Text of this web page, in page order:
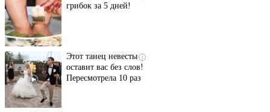
грибок за 5 дней!
i
Этот танец невесты
оставит вас без слов!
Пересмотрела 10 раз